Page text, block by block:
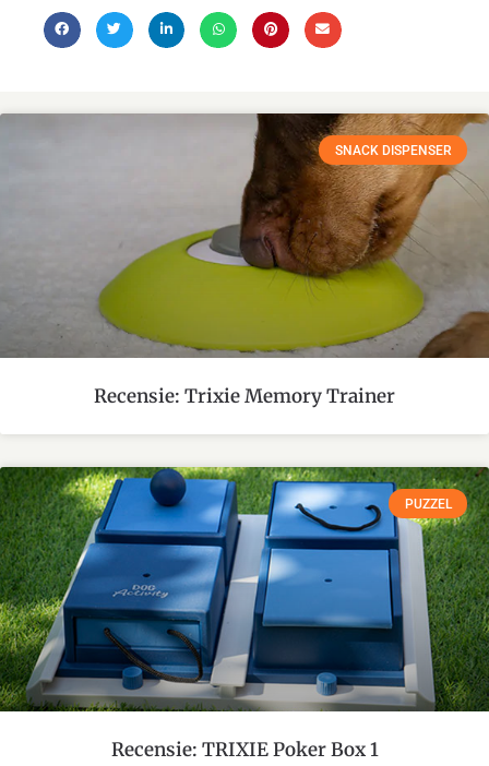
SNACK DISPENSER
Recensie: Trixie Memory Trainer
PUZZEL
Recensie: TRIXIE Poker Box 1